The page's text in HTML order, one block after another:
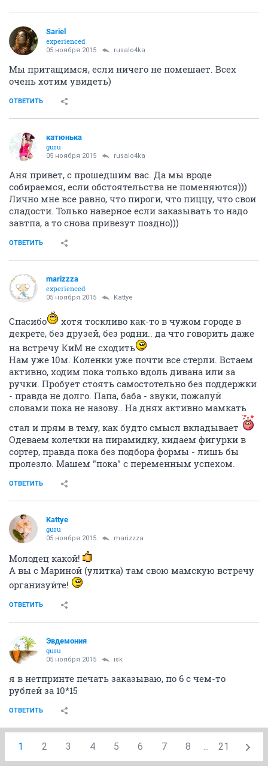
Sariel
experienced
05 ноября 2015 rusalo4ka
Мы притащимся, если ничего не помешает. Всех
очень хотим увидеть)
ОТВЕТИТЬ
катюнька
guru
05 ноября 2015 rusalo4ka
Аня привет, с прошедшим вас. Да мы вроде
собираемся, если обстоятельства не поменяются)))
Лично мне все равно, что пироги, что пиццу, что свои
сладости. Только наверное если заказывать то надо
завтпа, а то снова привезут поздно)))
ОТВЕТИТЬ
marizzza
experienced
05 ноября 2015 Kattye
Спасибо
хотя тоскливо как-то в чужом городе в
декрете, без друзей, без родни.. да что говорить даже
на встречу КиМ не сходить
Нам уже 10м. Коленки уже почти все стерли. Встаем
активно, ходим пока только вдоль дивана или за
ручки. Пробует стоять самостотельно без поддержки
- правда не долго. Папа, баба - звуки, пожалуй
словами пока не назову.. На днях активно мамкать
стал и прям в тему, как будто смысл вкладывает
Одеваем колечки на пирамидку, кидаем фигурки в
сортер, правда пока без подбора формы - лишь бы
пролезло. Машем "пока" с переменным успехом.
ОТВЕТИТЬ
Kattye
guru
05 ноября 2015 marizzza
Молодец какой!
А вы с Мариной (улитка) там свою мамскую встречу
организуйте!
ОТВЕТИТЬ
Эвдемония
guru
05 ноября 2015 isk
я в нетпринте печать заказываю, по 6 с чем-то
рублей за 10*15
ОТВЕТИТЬ
1 2 3 4 5 6 7 8 ... 21